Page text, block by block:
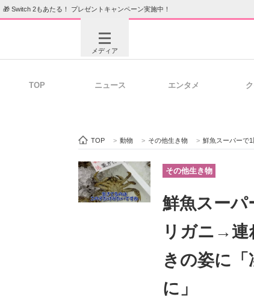
🎁 Switch 2もあたる！ プレゼントキャンペーン実施中！
メディア
ビジネスと働き方のヒント
企業
TOP ニュース エンタメ
TOP > 動物 > その他生き物 > 鮮魚スーパーで1匹だ
その他生き物
鮮魚スーパ
リガニ→
きの姿に
に」